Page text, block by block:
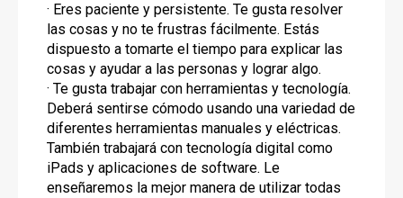
· Eres paciente y persistente. Te gusta resolver
las cosas y no te frustras fácilmente. Estás
dispuesto a tomarte el tiempo para explicar las
cosas y ayudar a las personas y lograr algo.
· Te gusta trabajar con herramientas y tecnología.
Deberá sentirse cómodo usando una variedad de
diferentes herramientas manuales y eléctricas.
También trabajará con tecnología digital como
iPads y aplicaciones de software. Le
enseñaremos la mejor manera de utilizar todas